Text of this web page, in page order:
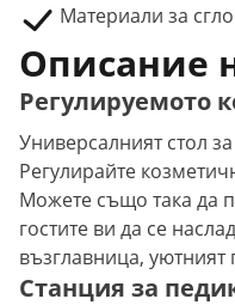
Материали за
Описание
Регулируемото
Универсалният стол
Регулирайте
Можете също така да
гостите ви да се
възглавница, уютният
Станция за